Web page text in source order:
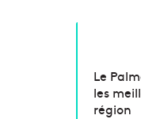
Le
les
région